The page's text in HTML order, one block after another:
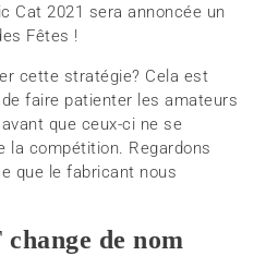
Cat 2021 sera annoncée un
Fêtes !
cette stratégie? Cela est
faire patienter les amateurs
que ceux-ci ne se
la compétition. Regardons
que le fabricant nous
de nom